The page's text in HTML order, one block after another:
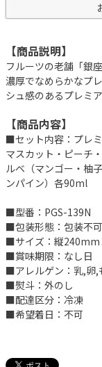
【商品説明】
フルーツの老舗「銀
濃厚でなめらかなプ
シュ感のあるプレミ
【商品内容】
■セット内容：プレ
マスカット・ピーチ
ルベ（マンゴー・柚
ンパイン）各90ml
■型番：PGS-139N
■包装形態：包装不可
■サイズ：縦
■賞味期限：なし日
■アレルゲン：乳,卵,
■熨斗：外のし
■配達区分：冷凍
■希望着日：不可